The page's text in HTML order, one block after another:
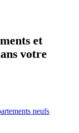
et
votre
neufs